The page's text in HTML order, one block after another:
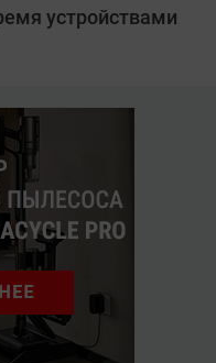
устройствами